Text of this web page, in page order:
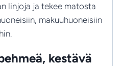
linjoja ja tekee matosta
makuuhuoneisiin
kestävä